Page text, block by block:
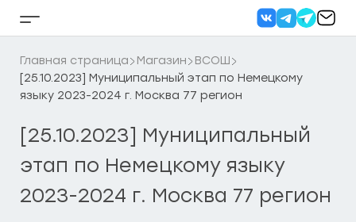
Кнопка
бокового
меню
Главная страница Магазин
ВСОШ
[25.10.2023] Муниципальный этап по Немецкому
языку 2023-2024 г. Москва 77 регион
[25.10.2023] Муниципальный
этап по Немецкому языку
2023-2024 г. Москва 77 регион